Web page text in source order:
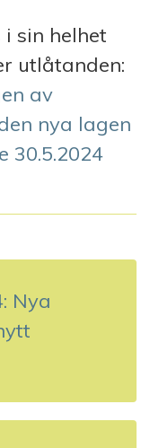
sin helhet
utlåtanden:
av
nya lagen
30.5.2024
Nya